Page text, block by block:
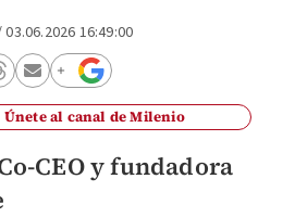
03.06.2026 16:49:00
Únete al canal de Milenio
CEO y fundadora